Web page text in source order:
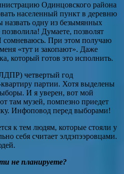
Одинцовского района
населенный пункт в деревню
одну из безымянных
Думаете, позволят
сомневаюсь. При этом получаю
«тут и закопают». Даже
который готов это исполнить.
четвертый год
партии. Хотя выделены
И я уверен, вот мой
там музей, помпезно приедет
Инфоповод перед выборами!
к тем людям, которые стояли у
себя считает элдэпээровцами.
не планируете?